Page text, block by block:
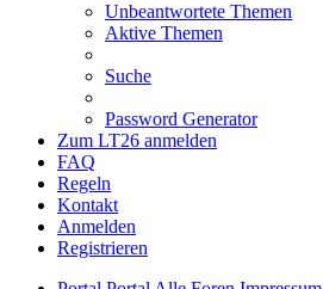
Unbeantwortete Themen
Aktive Themen
Suche
Password Generator
Zum LT26 anmelden
FAQ
Regeln
Kontakt
Anmelden
Registrieren